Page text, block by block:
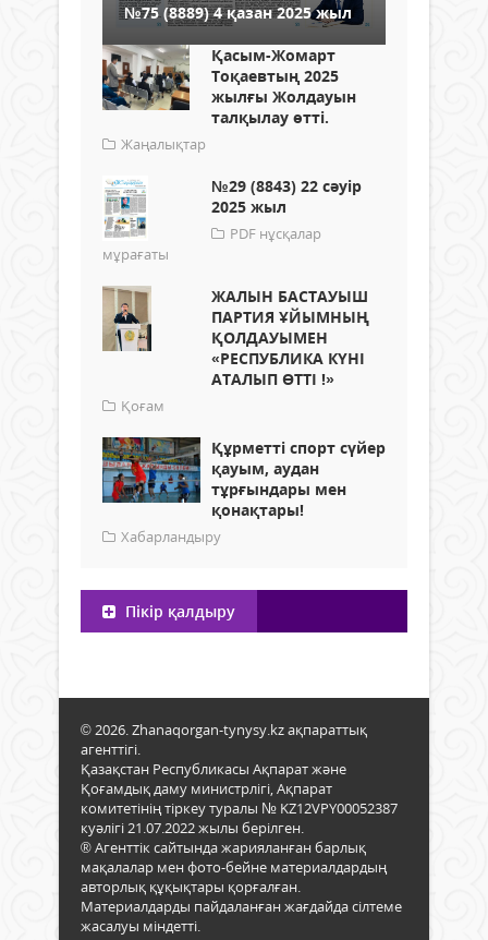
№75 (8889) 4 қазан 2025 жыл
Қасым-Жомарт
Тоқаевтың 2025
жылғы Жолдауын
талқылау өтті.
Жаңалықтар
№29 (8843) 22 сәуір
2025 жыл
PDF нұсқалар
мұрағаты
ЖАЛЫН БАСТАУЫШ
ПАРТИЯ ҰЙЫМНЫҢ
ҚОЛДАУЫМЕН
«РЕСПУБЛИКА КҮНІ
АТАЛЫП ӨТТІ !»
Қоғам
Құрметті спорт сүйер
қауым, аудан
тұрғындары мен
қонақтары!
Хабарландыру
Пікір қалдыру
© 2026. Zhanaqorgan-tynysy.kz ақпараттық
агенттігі.
Қазақстан Республикасы Ақпарат және
Қоғамдық даму министрлігі, Ақпарат
комитетінің тіркеу туралы № KZ12VPY00052387
куәлігі 21.07.2022 жылы берілген.
® Агенттік сайтында жарияланған барлық
мақалалар мен фото-бейне материалдардың
авторлық құқықтары қорғалған.
Материалдарды пайдаланған жағдайда сілтеме
жасалуы міндетті.